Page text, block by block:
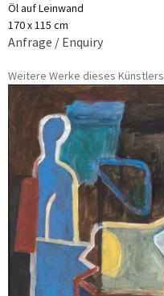
Öl auf Leinwand
170 x 115 cm
Anfrage / Enquiry
Weitere Werke dieses Künstlers